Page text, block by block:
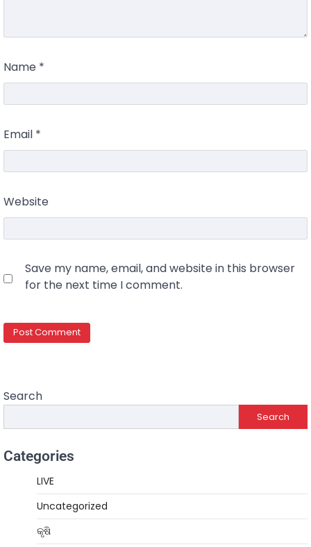
Name *
Email *
Website
Save my name, email, and website in this browser
for the next time I comment.
Search
Search
Categories
LIVE
Uncategorized
କୃଷି